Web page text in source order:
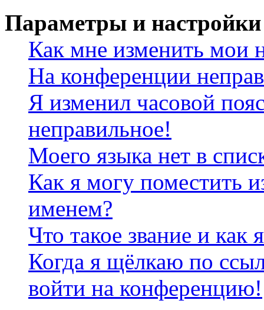
Параметры и настройки
Как мне изменить мои
На конференции
Я изменил часовой
неправильное!
Моего языка нет в
Как я могу поместить
именем?
Что такое звание и как
Когда я щёлкаю по
войти на конференцию!